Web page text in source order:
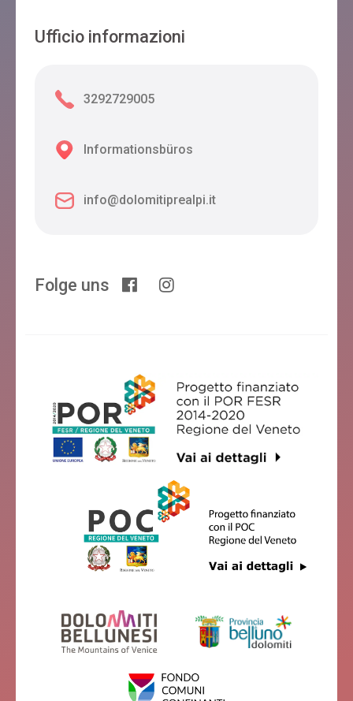
Ufficio informazioni
3292729005
Informationsbüros
info@dolomitiprealpi.it
Folge uns